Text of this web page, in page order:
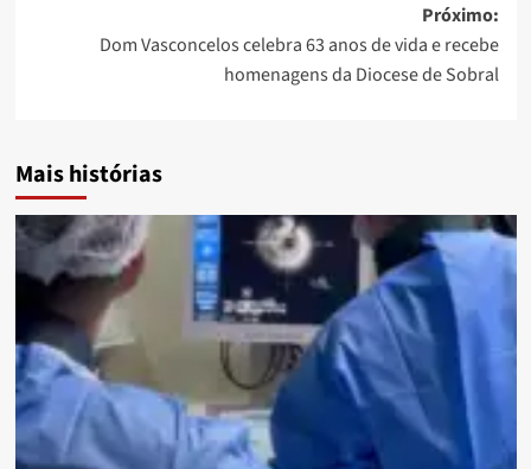
Próximo:
Dom Vasconcelos celebra 63 anos de vida e recebe
homenagens da Diocese de Sobral
Mais histórias